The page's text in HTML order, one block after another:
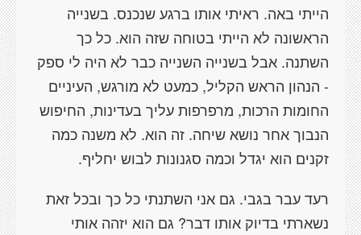
הייתי באה. ראיתי אותו ברגע שנכנס. בשנייה
הראשונה לא הייתי בטוחה שזה הוא. כל כך
השתנה. אבל בשנייה השנייה כבר לא היה לי ספק
- הנהון הראש הקליל, כמעט לא מורגש, העיניים
החומות הרכות, מרפרפות עליך בעדינות, החיפוש
הנבוך אחר נושא שיחה. זה הוא. לא משנה כמה
זקנים הוא יגדל וכמה סגנונות לבוש יחליף.
רעד עבר בגבי. גם אני השתנתי כל כך ובכל זאת
נשארתי בדיוק אותו דבר? גם הוא יזהה אותי